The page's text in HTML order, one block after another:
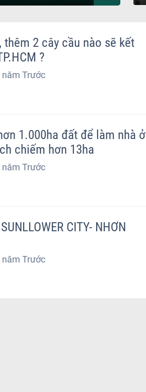
thêm 2 cây cầu nào sẽ kết
?
năm Trước
1.000ha đất để làm nhà ở
chiếm hơn 13ha
năm Trước
năm Trước